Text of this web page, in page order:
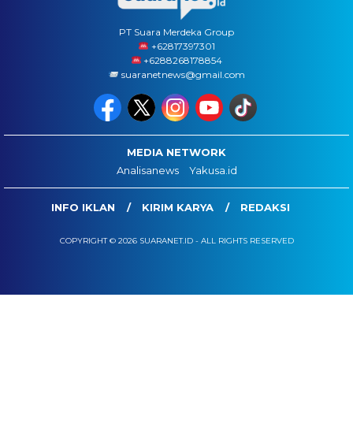
PT Suara Merdeka Group
‪+62817397301
+6288268178854
suaranetnews@gmail.com
MEDIA NETWORK
Analisanews
Yakusa.id
INFO IKLAN KIRIM KARYA REDAKSI
COPYRIGHT © 2026 SUARANET.ID - ALL RIGHTS RESERVED